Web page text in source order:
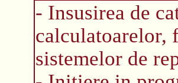
- Insusirea de
calculatoarelor,
sistemelor de